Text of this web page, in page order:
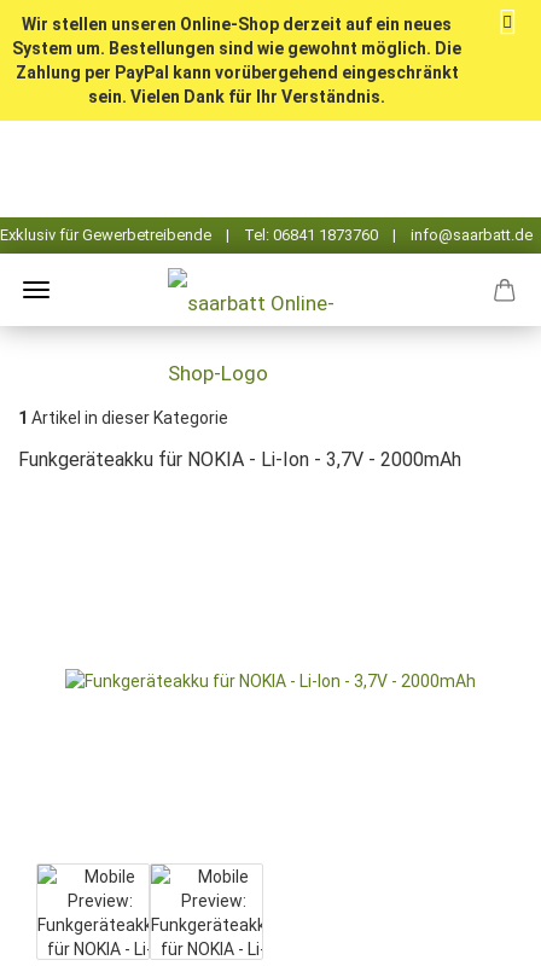
Wir stellen unseren Online-Shop derzeit auf ein neues
System um. Bestellungen sind wie gewohnt möglich. Die
Zahlung per PayPal kann vorübergehend eingeschränkt
sein. Vielen Dank für Ihr Verständnis.
1 Artikel in dieser Kategorie
Funkgeräteakku für NOKIA - Li-Ion - 3,7V - 2000mAh